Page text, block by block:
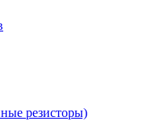
резисторы)